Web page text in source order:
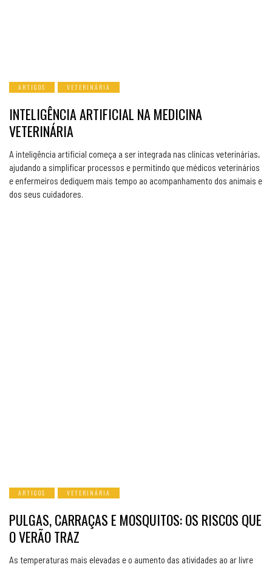
ARTIGOS VETERINÁRIA
INTELIGÊNCIA ARTIFICIAL NA MEDICINA
VETERINÁRIA
A inteligência artificial começa a ser integrada nas clínicas veterinárias,
ajudando a simplificar processos e permitindo que médicos veterinários
e enfermeiros dediquem mais tempo ao acompanhamento dos animais e
dos seus cuidadores.
ARTIGOS VETERINÁRIA
PULGAS, CARRAÇAS E MOSQUITOS: OS RISCOS QUE
O VERÃO TRAZ
As temperaturas mais elevadas e o aumento das atividades ao ar livre